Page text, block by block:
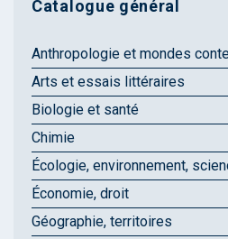
Catalogue général
Anthropologie et mondes
Arts et essais littéraires
Biologie et santé
Chimie
Écologie, environnement,
Économie, droit
Géographie, territoires